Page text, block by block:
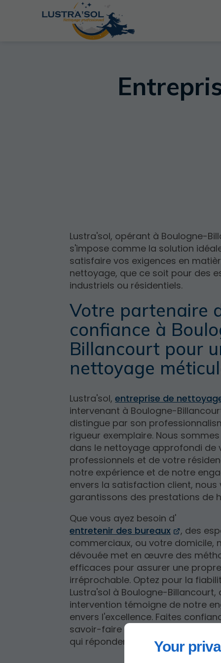
Your
Lustra'sol, opérant à Boulogne-
s'impose comme la solution
satisfaire vos exigences en
nettoyage, que ce soit pour des
industriels ou résidentiels.
Votre partenaire
confiance à
Billancourt pour
nettoyage
Lustra'sol,entreprise de
intervenant à Boulogne-
distingue par son
rigueur exemplaire. Nous
dans le nettoyage approfondi de
professionnels et de votre
notre expérience et de notre
envers la satisfaction client, nous
garantissons des prestations de
Que vous ayez besoin d'
entretenir des bureaux
, des
commerciaux, ou votre domicile,
dévouée met en œuvre des
efficaces pour assurer une
irréprochable. Optez pour la
Lustra'sol à Boulogne-Billancourt,
intervention témoigne de notre
envers l'excellence. Faites
savoir-faire pour des espaces
qui répondent à toutes vos